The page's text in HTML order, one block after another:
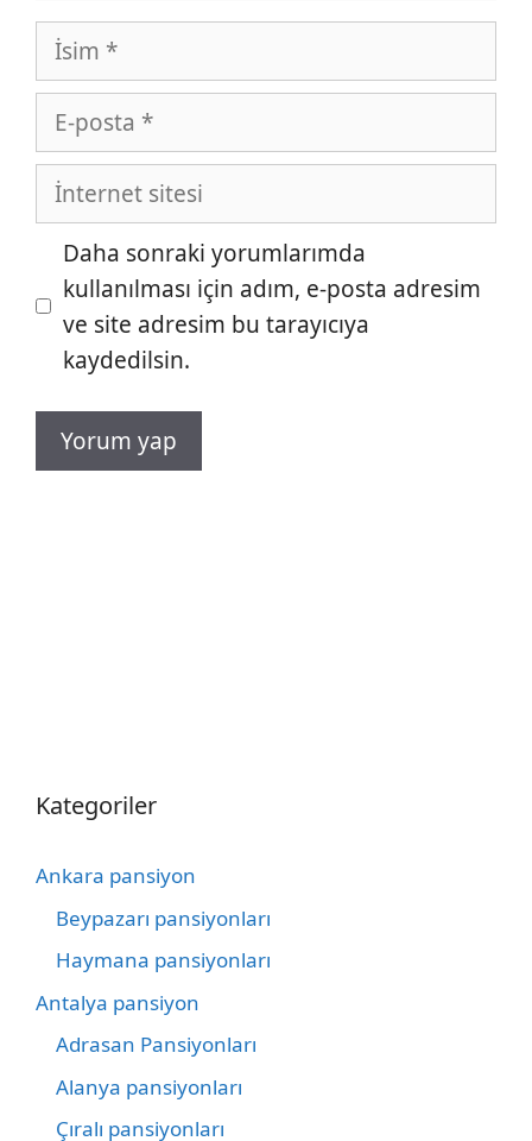
İsim
posta
İnternet
sitesi
Daha sonraki yorumlarımda
kullanılması için adım, e-posta adresim
ve site adresim bu tarayıcıya
kaydedilsin.
Kategoriler
Ankara pansiyon
Beypazarı pansiyonları
Haymana pansiyonları
Antalya pansiyon
Adrasan Pansiyonları
Alanya pansiyonları
Çıralı pansiyonları